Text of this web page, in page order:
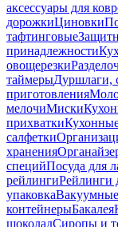
аксессуары для
дорожкиЦиновки
тафтинговые
принадлежности
овощерезки
таймерыДуршлаги,
приготовления
мелочиМиски
прихватки
салфетки
хранения
специйПосуда для
рейлингиРейлинги
упаковка
контейнерыБакалея
шоколадСиропы и